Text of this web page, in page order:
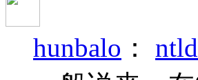
hunbalo ：